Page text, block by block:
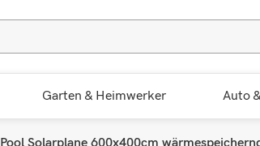
Garten & Heimwerker Auto